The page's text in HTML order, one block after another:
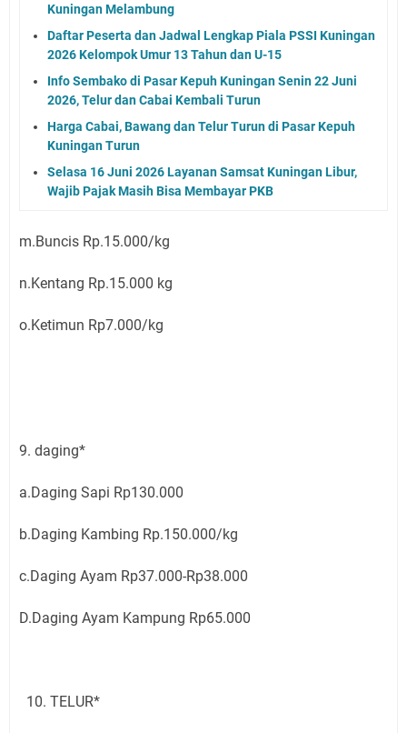
Kuningan Melambung
Daftar Peserta dan Jadwal Lengkap Piala PSSI Kuningan
2026 Kelompok Umur 13 Tahun dan U-15
Info Sembako di Pasar Kepuh Kuningan Senin 22 Juni
2026, Telur dan Cabai Kembali Turun
Harga Cabai, Bawang dan Telur Turun di Pasar Kepuh
Kuningan Turun
Selasa 16 Juni 2026 Layanan Samsat Kuningan Libur,
Wajib Pajak Masih Bisa Membayar PKB
m.Buncis Rp.15.000/kg
n.Kentang Rp.15.000 kg
o.Ketimun Rp7.000/kg
9. daging*
a.Daging Sapi Rp130.000
b.Daging Kambing Rp.150.000/kg
c.Daging Ayam Rp37.000-Rp38.000
D.Daging Ayam Kampung Rp65.000
10. TELUR*